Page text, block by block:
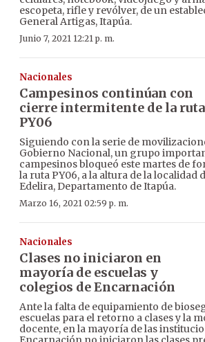
escopeta, rifle y revólver, de un
General Artigas, Itapúa.
Junio 7, 2021 12:21 p. m.
Nacionales
Campesinos continúan con
cierre intermitente de la ruta
PY06
Siguiendo con la serie de
Gobierno Nacional, un grupo
campesinos bloqueó este martes de
la ruta PY06, a la altura de la localidad
Edelira, Departamento de Itapúa.
Marzo 16, 2021 02:59 p. m.
Nacionales
Clases no iniciaron en
mayoría de escuelas y
colegios de Encarnación
Ante la falta de equipamiento de
escuelas para el retorno a clases y la
docente, en la mayoría de las